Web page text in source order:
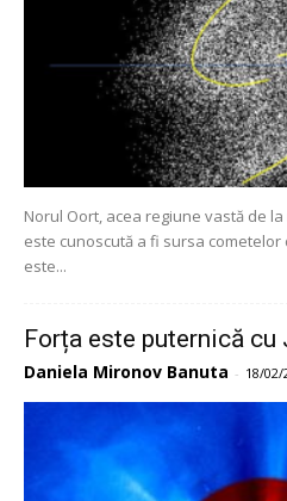
Norul Oort, acea regiune vastă de
este cunoscută a fi sursa
este...
Forța este puternică cu
Daniela Mironov Banuta - 18/02/